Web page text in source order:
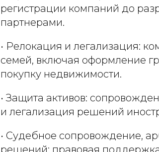
регистрации компаний до
партнерами.
• Релокация и легализация:
семей, включая оформление
покупку недвижимости.
• Защита активов:
и легализация решений
• Судебное сопровождение,